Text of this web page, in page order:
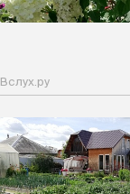
Вслух.ру